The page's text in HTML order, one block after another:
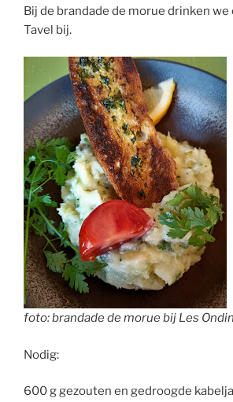
Bij de brandade de morue drinken
Tavel bij.
foto: brandade de morue bij Les
Nodig:
600 g gezouten en gedroogde